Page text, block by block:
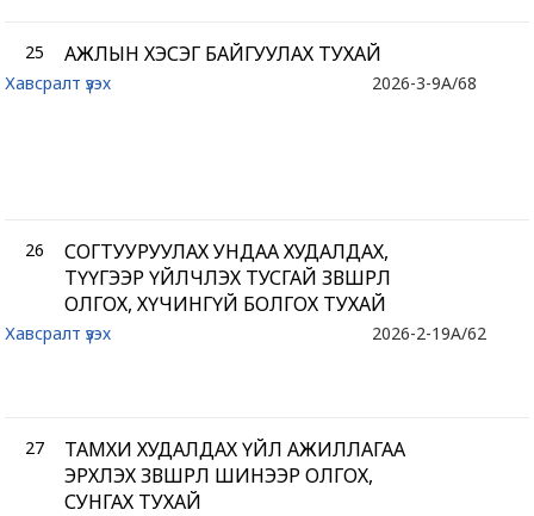
25 АЖЛЫН ХЭСЭГ БАЙГУУЛАХ ТУХАЙ
2026-3-9A/68
Хавсралт үзэх
26
СОГТУУРУУЛАХ УНДАА ХУДАЛДАХ,
ТҮҮГЭЭР ҮЙЛЧЛЭХ ТУСГАЙ ЗӨВШӨӨРӨЛ
ОЛГОХ, ХҮЧИНГҮЙ БОЛГОХ ТУХАЙ
2026-2-19A/62
Хавсралт үзэх
27
ТАМХИ ХУДАЛДАХ ҮЙЛ АЖИЛЛАГАА
ЭРХЛЭХ ЗӨВШӨӨРӨЛ ШИНЭЭР ОЛГОХ,
СУНГАХ ТУХАЙ